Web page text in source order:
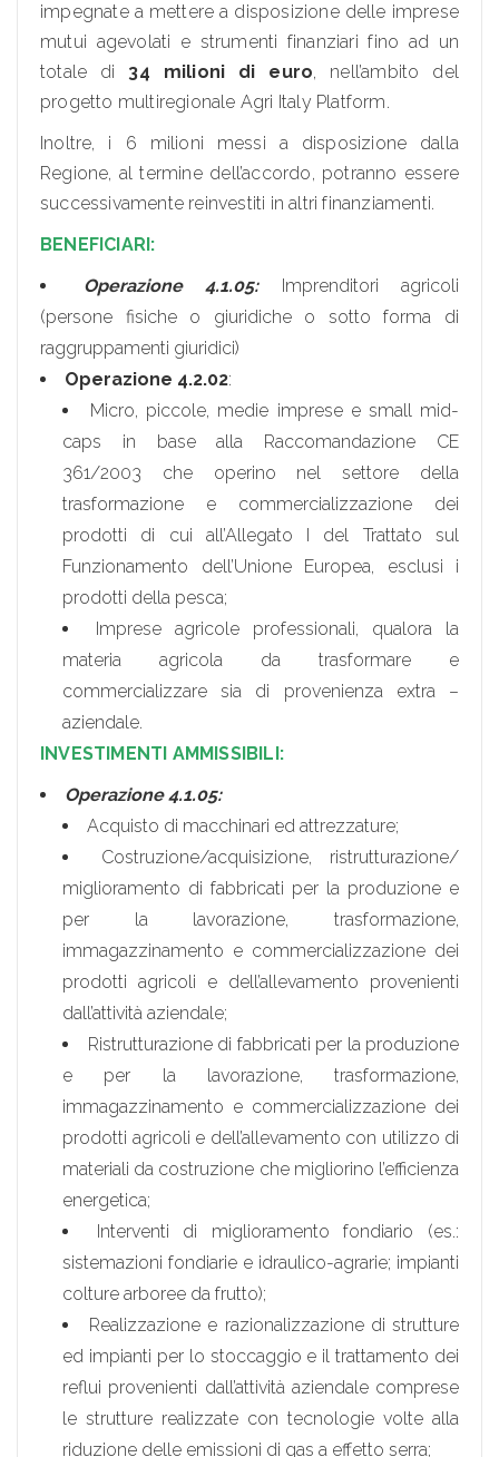
impegnate a mettere a disposizione delle imprese
mutui agevolati e strumenti finanziari fino ad un
totale di 34 milioni di euro, nell’ambito del
progetto multiregionale Agri Italy Platform.
Inoltre, i 6 milioni messi a disposizione dalla
Regione, al termine dell’accordo, potranno essere
successivamente reinvestiti in altri finanziamenti.
BENEFICIARI:
Operazione 4.1.05:Imprenditori agricoli
(persone fisiche o giuridiche o sotto forma di
raggruppamenti giuridici)
Operazione 4.2.02:
Micro, piccole, medie imprese e small mid-
caps in base alla Raccomandazione CE
361/2003 che operino nel settore della
trasformazione e commercializzazione dei
prodotti di cui all’Allegato I del Trattato sul
Funzionamento dell’Unione Europea, esclusi i
prodotti della pesca;
Imprese agricole professionali, qualora la
materia agricola da trasformare e
commercializzare sia di provenienza extra –
aziendale.
INVESTIMENTI AMMISSIBILI:
Operazione 4.1.05:
Acquisto di macchinari ed attrezzature;
Costruzione/acquisizione, ristrutturazione/
miglioramento di fabbricati per la produzione e
per la lavorazione, trasformazione,
immagazzinamento e commercializzazione dei
prodotti agricoli e dell’allevamento provenienti
dall’attività aziendale;
Ristrutturazione di fabbricati per la produzione
e per la lavorazione, trasformazione,
immagazzinamento e commercializzazione dei
prodotti agricoli e dell’allevamento con utilizzo di
materiali da costruzione che migliorino l’efficienza
energetica;
Interventi di miglioramento fondiario (es.:
sistemazioni fondiarie e idraulico-agrarie; impianti
colture arboree da frutto);
Realizzazione e razionalizzazione di strutture
ed impianti per lo stoccaggio e il trattamento dei
reflui provenienti dall’attività aziendale comprese
le strutture realizzate con tecnologie volte alla
riduzione delle emissioni di gas a effetto serra;